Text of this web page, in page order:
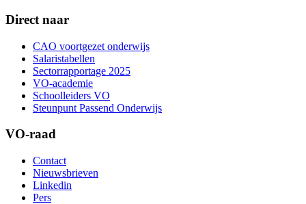
Direct naar
CAO voortgezet onderwijs
Salaristabellen
Sectorrapportage 2025
VO-academie
Schoolleiders VO
Steunpunt Passend Onderwijs
VO-raad
Contact
Nieuwsbrieven
Linkedin
Pers